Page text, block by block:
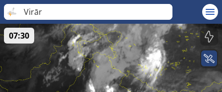
Virār
07:30